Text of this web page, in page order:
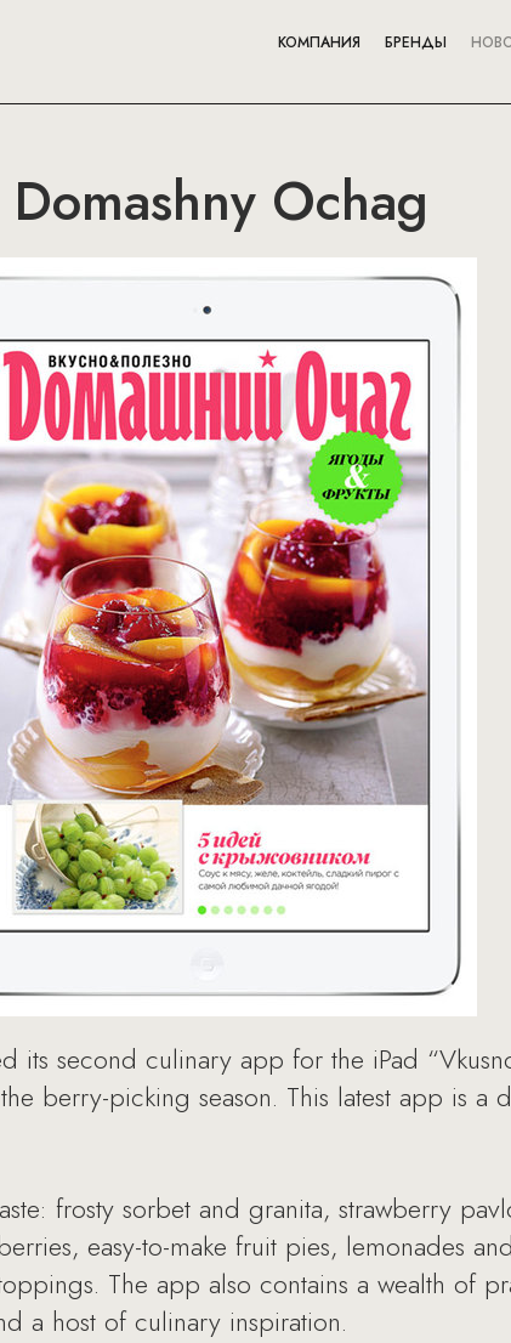
КОМПАНИЯ БРЕНДЫ
Ochag
its second culinary app for the iPad
berry-picking season. This latest app is a
frosty sorbet and granita, strawberry
easy-to-make fruit pies, lemonades
The app also contains a wealth of
a host of culinary inspiration.